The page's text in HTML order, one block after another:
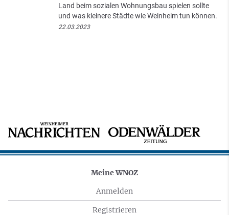
Land beim sozialen Wohnungsbau spielen sollte
und was kleinere Städte wie Weinheim tun können.
22.03.2023
Meine WNOZ
Anmelden
Registrieren